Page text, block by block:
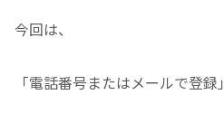
今回は、
「電話番号またはメールで登録」